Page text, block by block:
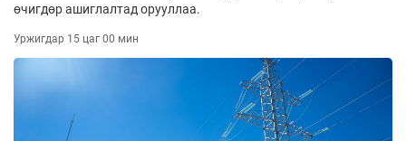
өчигдөр ашиглалтад орууллаа.
Уржигдар 15 цаг 00 мин